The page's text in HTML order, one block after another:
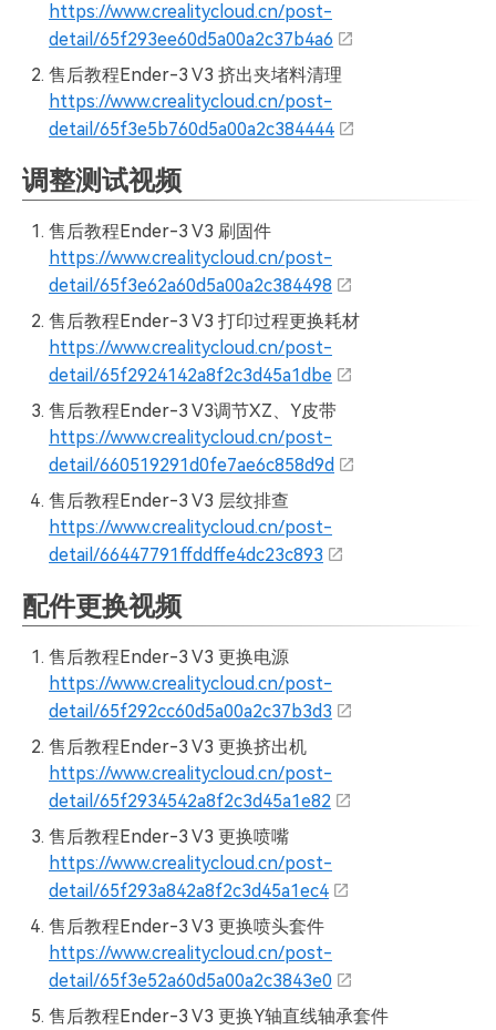
https://www.crealitycloud.cn/post-
detail/65f293ee60d5a00a2c37b4a6
售后教程Ender-3 V3 挤出夹堵料清理
https://www.crealitycloud.cn/post-
detail/65f3e5b760d5a00a2c384444
调整测试视频
售后教程Ender-3 V3 刷固件
https://www.crealitycloud.cn/post-
detail/65f3e62a60d5a00a2c384498
售后教程Ender-3 V3 打印过程更换耗材
https://www.crealitycloud.cn/post-
detail/65f2924142a8f2c3d45a1dbe
售后教程Ender-3 V3调节XZ、Y皮带
https://www.crealitycloud.cn/post-
detail/660519291d0fe7ae6c858d9d
售后教程Ender-3 V3 层纹排查
https://www.crealitycloud.cn/post-
detail/66447791ffddffe4dc23c893
配件更换视频
售后教程Ender-3 V3 更换电源
https://www.crealitycloud.cn/post-
detail/65f292cc60d5a00a2c37b3d3
售后教程Ender-3 V3 更换挤出机
https://www.crealitycloud.cn/post-
detail/65f2934542a8f2c3d45a1e82
售后教程Ender-3 V3 更换喷嘴
https://www.crealitycloud.cn/post-
detail/65f293a842a8f2c3d45a1ec4
售后教程Ender-3 V3 更换喷头套件
https://www.crealitycloud.cn/post-
detail/65f3e52a60d5a00a2c3843e0
售后教程Ender-3 V3 更换Y轴直线轴承套件